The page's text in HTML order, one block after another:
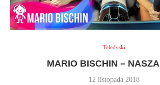
Teledyski
MARIO BISCHIN –
12 listopada 2018